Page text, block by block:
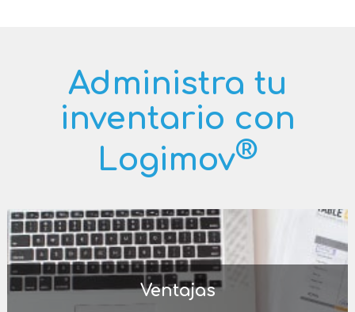
Administra tu
inventario con
Logimov®
Ventajas